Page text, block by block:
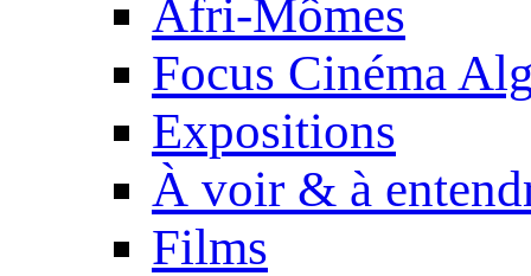
Afri-Mômes
Focus Cinéma
Expositions
À voir & à
Films